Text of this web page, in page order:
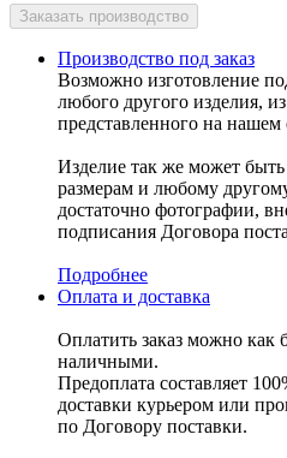
Производство под заказ
Возможно изготовление
любого другого изделия,
представленного на нашем
Изделие так же может
размерам и любому
достаточно фотографии,
подписания Договора
Подробнее
Оплата и доставка
Оплатить заказ можно как
наличными.
Предоплата составляет
доставки курьером или
по Договору поставки.